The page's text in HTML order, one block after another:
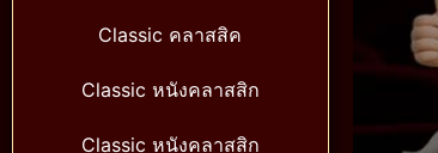
Classic คลาสสิค
Classic หนังคลาสสิก
Classic หนังคลาสสิก